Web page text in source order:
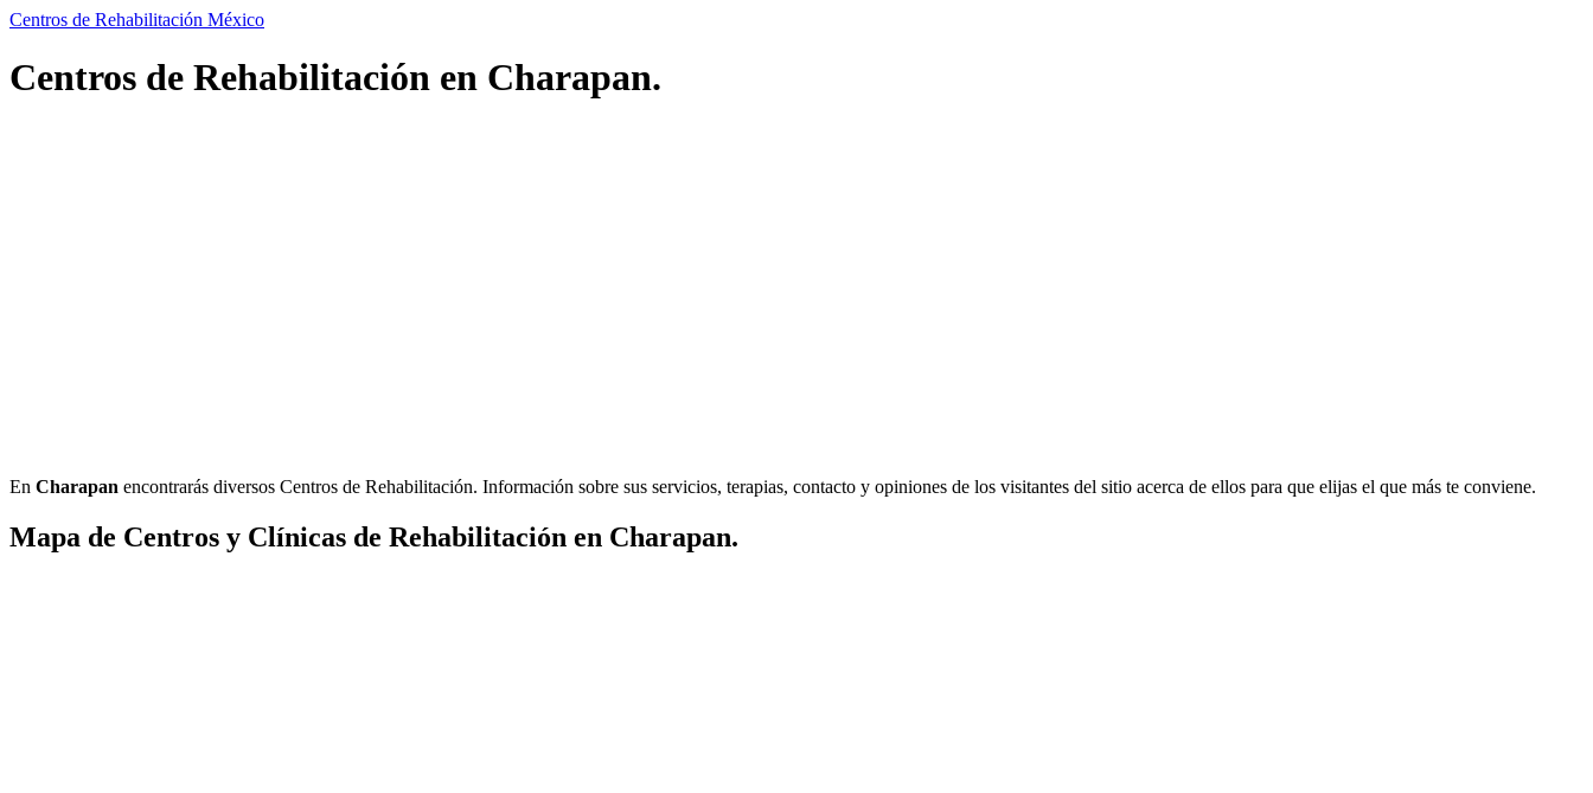
Centros de Rehabilitación México
Centros de Rehabilitación en Charapan.
En Charapan encontrarás diversos Centros de Rehabilitación. Información sobre sus servicios, terapias, contacto y opiniones de los visitantes del sitio acerca de ellos para que elijas el que más te conviene.
Mapa de Centros y Clínicas de Rehabilitación en Charapan.